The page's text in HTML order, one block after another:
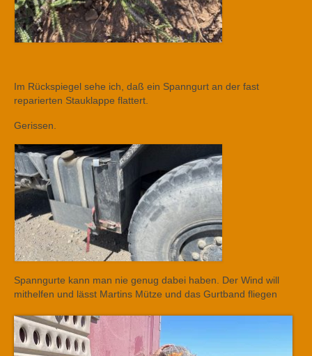
Im Rückspiegel sehe ich, daß ein Spanngurt an der fast
reparierten Stauklappe flattert.
Gerissen.
Spanngurte kann man nie genug dabei haben. Der Wind will
mithelfen und lässt Martins Mütze und das Gurtband fliegen